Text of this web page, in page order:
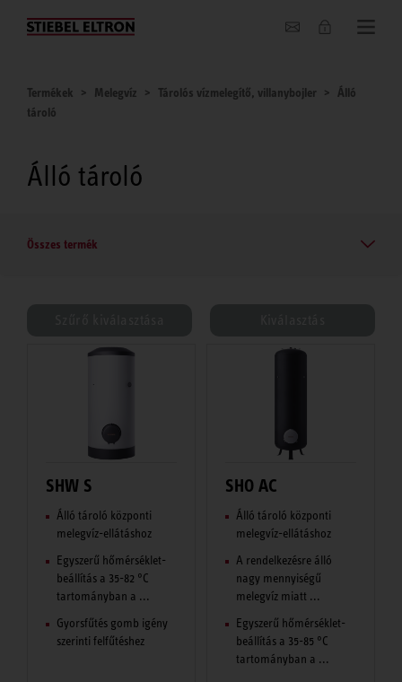
Hírek
Termékek Melegvíz Tárolós vízmelegítő, villanybojler
Álló
tároló
Álló tároló
Összes termék
SHW S
Álló tároló központi
melegvíz-ellátáshoz
Egyszerű hőmérséklet-
beállítás a 35-82 °C
tartományban a ...
Gyorsfűtés gomb igény
szerinti felfűtéshez
SHO AC
Álló tároló központi
melegvíz-ellátáshoz
A rendelkezésre álló
nagy mennyiségű
melegvíz miatt ...
Egyszerű hőmérséklet-
beállítás a 35-85 °C
tartományban a ...